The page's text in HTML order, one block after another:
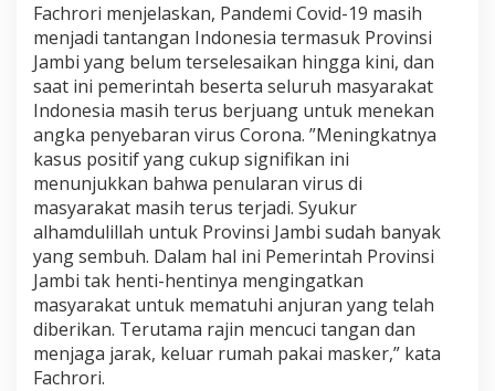
Fachrori menjelaskan, Pandemi Covid-19 masih
menjadi tantangan Indonesia termasuk Provinsi
Jambi yang belum terselesaikan hingga kini, dan
saat ini pemerintah beserta seluruh masyarakat
Indonesia masih terus berjuang untuk menekan
angka penyebaran virus Corona. ”Meningkatnya
kasus positif yang cukup signifikan ini
menunjukkan bahwa penularan virus di
masyarakat masih terus terjadi. Syukur
alhamdulillah untuk Provinsi Jambi sudah banyak
yang sembuh. Dalam hal ini Pemerintah Provinsi
Jambi tak henti-hentinya mengingatkan
masyarakat untuk mematuhi anjuran yang telah
diberikan. Terutama rajin mencuci tangan dan
menjaga jarak, keluar rumah pakai masker,” kata
Fachrori.